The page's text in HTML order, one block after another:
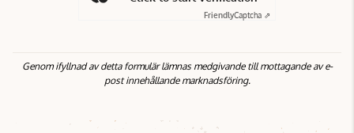
FriendlyCaptcha ⇗
Genom ifyllnad av detta formulär lämnas medgivande till mottagande av e-
post innehållande marknadsföring.